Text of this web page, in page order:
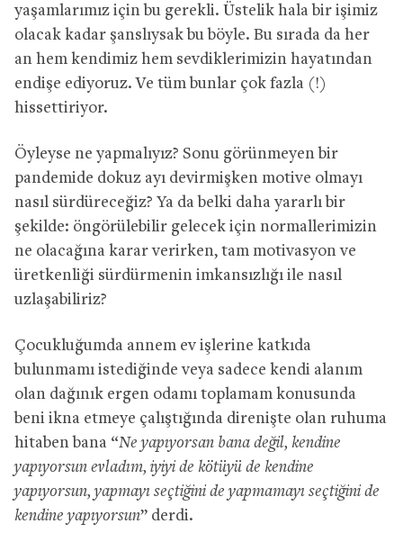
yaşamlarımız için bu gerekli. Üstelik hala bir işimiz
olacak kadar şanslıysak bu böyle. Bu sırada da her
an hem kendimiz hem sevdiklerimizin hayatından
endişe ediyoruz. Ve tüm bunlar çok fazla (!)
hissettiriyor.
Öyleyse ne yapmalıyız? Sonu görünmeyen bir
pandemide dokuz ayı devirmişken motive olmayı
nasıl sürdüreceğiz? Ya da belki daha yararlı bir
şekilde: öngörülebilir gelecek için normallerimizin
ne olacağına karar verirken, tam motivasyon ve
üretkenliği sürdürmenin imkansızlığı ile nasıl
uzlaşabiliriz?
Çocukluğumda annem ev işlerine katkıda
bulunmamı istediğinde veya sadece kendi alanım
olan dağınık ergen odamı toplamam konusunda
beni ikna etmeye çalıştığında direnişte olan ruhuma
hitaben bana “Ne yapıyorsan bana değil, kendine
yapıyorsun evladım, iyiyi de kötüyü de kendine
yapıyorsun, yapmayı seçtiğini de yapmamayı seçtiğini de
kendine yapıyorsun” derdi.